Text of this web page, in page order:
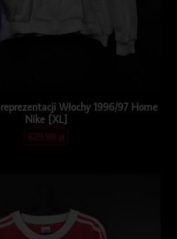
Włochy 1996/97 Home
Nike [XL]
629.99zł